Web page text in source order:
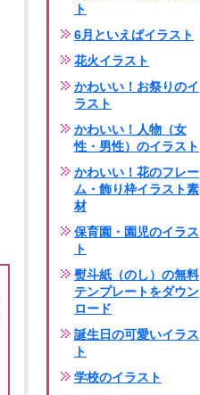
ト
6月といえばイラスト
花火イラスト
かわいい！お祭りのイ
ラスト
かわいい！人物（女
性・男性）のイラスト
かわいい！花のフレー
ム・飾り枠イラスト素
材
保育園・園児のイラス
ト
熨斗紙（のし）の無料
テンプレートをダウン
ロード
誕生日の可愛いイラス
ト
学校のイラスト